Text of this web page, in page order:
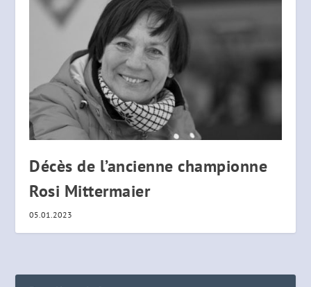
Décès de l’ancienne championne
Rosi Mittermaier
05.01.2023